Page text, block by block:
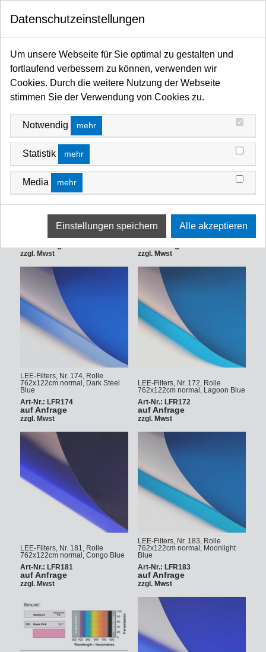
Startseite Filter / Farbfilter Farbfilter Rollen und Zuschnitte Blau-Bereich
BLAU-BEREICH
FILTERN NACH NEUSTE ZUERST
762x122cm normal, Clear
Art-Nr.: LFR130
zzgl. Mwst
Blue
Art-Nr.: LFR165
zzgl. Mwst
LEE-Filters, Nr. 174, Rolle
762x122cm normal, Dark Steel
Blue
Art-Nr.: LFR174
auf Anfrage
zzgl. Mwst
LEE-Filters, Nr. 172, Rolle
762x122cm normal, Lagoon Blue
Art-Nr.: LFR172
auf Anfrage
zzgl. Mwst
LEE-Filters, Nr. 181, Rolle
762x122cm normal, Congo Blue
Art-Nr.: LFR181
auf Anfrage
zzgl. Mwst
LEE-Filters, Nr. 183, Rolle
762x122cm normal, Moonlight
Blue
Art-Nr.: LFR183
auf Anfrage
zzgl. Mwst
Datenschutzeinstellungen
Um unsere Webseite für Sie optimal zu gestalten und
fortlaufend verbessern zu können, verwenden wir
Cookies. Durch die weitere Nutzung der Webseite
stimmen Sie der Verwendung von Cookies zu.
Notwendig mehr
Statistik mehr
Media mehr